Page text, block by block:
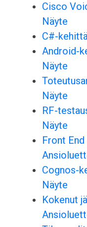
Cisco
Näyte
C#-
Android-
Näyte
Näyte
RF-
Näyte
Front
Cognos-
Näyte
Kokenut